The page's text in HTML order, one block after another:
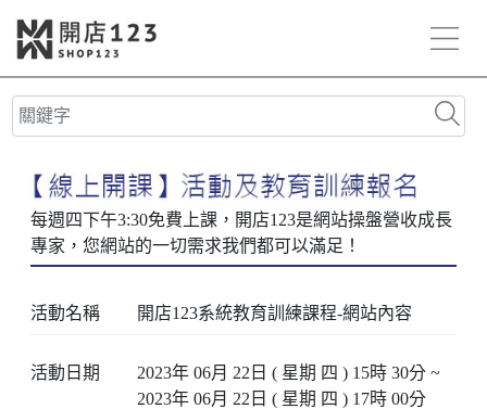
活動名稱 開店123系統教育訓練課程-網站內容
活動日期
2023年 06月 22日 ( 星期 四 ) 15時 30分 ~
2023年 06月 22日 ( 星期 四 ) 17時 00分